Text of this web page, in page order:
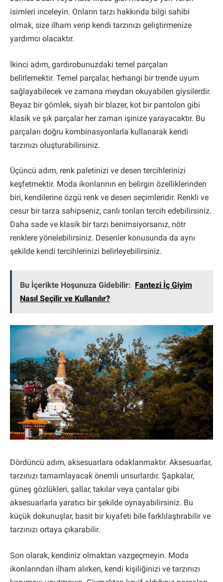
isimleri inceleyin. Onların tarzı hakkında bilgi sahibi
olmak, size ilham verip kendi tarzınızı geliştirmenize
yardımcı olacaktır.
İkinci adım, gardırobunuzdaki temel parçaları
belirlemektir. Temel parçalar, herhangi bir trende uyum
sağlayabilecek ve zamana meydan okuyabilen giysilerdir.
Beyaz bir gömlek, siyah bir blazer, kot bir pantolon gibi
klasik ve şık parçalar her zaman işinize yarayacaktır. Bu
parçaları doğru kombinasyonlarla kullanarak kendi
tarzınızı oluşturabilirsiniz.
Üçüncü adım, renk paletinizi ve desen tercihlerinizi
keşfetmektir. Moda ikonlarının en belirgin özelliklerinden
biri, kendilerine özgü renk ve desen seçimleridir. Renkli ve
cesur bir tarza sahipseniz, canlı tonları tercih edebilirsiniz.
Daha sade ve klasik bir tarzı benimsiyorsanız, nötr
renklere yönelebilirsiniz. Desenler konusunda da aynı
şekilde kendi tercihlerinizi belirleyebilirsiniz.
Bu İçerikte Hoşunuza Gidebilir: Fantezi İç Giyim
Nasıl Seçilir ve Kullanılır?
Dördüncü adım, aksesuarlara odaklanmaktır. Aksesuarlar,
tarzınızı tamamlayacak önemli unsurlardır. Şapkalar,
güneş gözlükleri, şallar, takılar veya çantalar gibi
aksesuarlarla yaratıcı bir şekilde oynayabilirsiniz. Bu
küçük dokunuşlar, basit bir kıyafeti bile farklılaştırabilir ve
tarzınızı ortaya çıkarabilir.
Son olarak, kendiniz olmaktan vazgeçmeyin. Moda
ikonlarından ilham alırken, kendi kişiliğinizi ve tarzınızı